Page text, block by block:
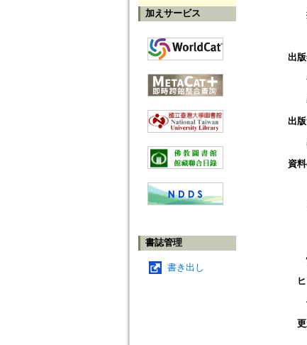
加えサービス
書誌管理
書き出し
出
出
資